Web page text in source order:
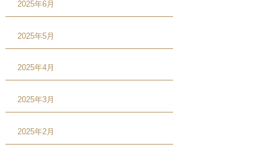
2025年6月
2025年5月
2025年4月
2025年3月
2025年2月